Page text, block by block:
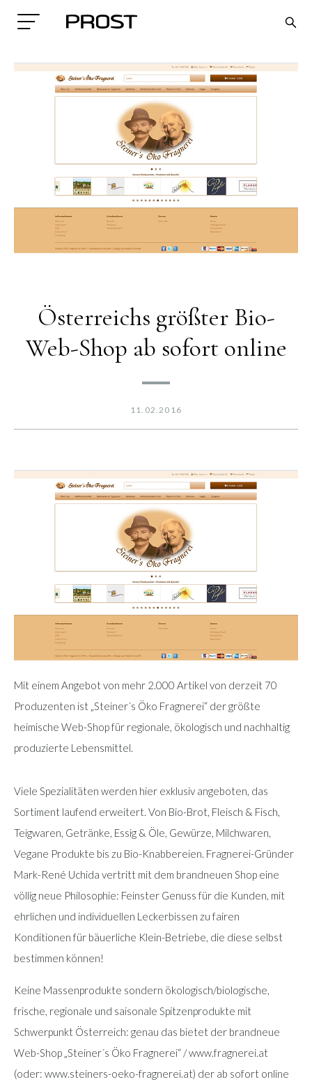
Österreichs größter Bio-
Web-Shop ab sofort online
11.02.2016
Mit einem Angebot von mehr 2.000 Artikel von derzeit 70
Produzenten ist „Steiner´s Öko Fragnerei“ der größte
heimische Web-Shop für regionale, ökologisch und nachhaltig
produzierte Lebensmittel.
Viele Spezialitäten werden hier exklusiv angeboten, das
Sortiment laufend erweitert. Von Bio-Brot, Fleisch & Fisch,
Teigwaren, Getränke, Essig & Öle, Gewürze, Milchwaren,
Vegane Produkte bis zu Bio-Knabbereien. Fragnerei-Gründer
Mark-René Uchida vertritt mit dem brandneuen Shop eine
völlig neue Philosophie: Feinster Genuss für die Kunden, mit
ehrlichen und individuellen Leckerbissen zu fairen
Konditionen für bäuerliche Klein-Betriebe, die diese selbst
bestimmen können!
Keine Massenprodukte sondern ökologisch/biologische,
frische, regionale und saisonale Spitzenprodukte mit
Schwerpunkt Österreich: genau das bietet der brandneue
Web-Shop „Steiner´s Öko Fragnerei“ / www.fragnerei.at
(oder: www.steiners-oeko-fragnerei.at) der ab sofort online